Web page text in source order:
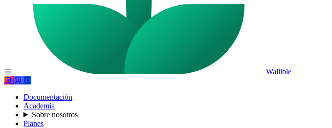
Wallible
Documentación
Academia
Sobre nosotros
Planes